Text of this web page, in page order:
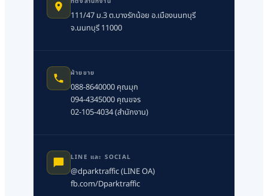
111/47 ม.3 ต.บางรักน้อย อ.เมืองนนทบุรี
จ.นนทบุรี 11000
ฝ่ายขาย
088-8640000 คุณมุก
094-4345000 คุณขจร
02-105-4034 (สำนักงาน)
LINE และ SOCIAL
@dparktraffic (LINE OA)
fb.com/Dparktraffic